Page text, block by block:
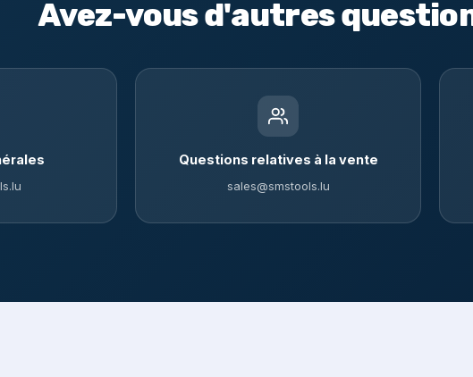
Avez-vous d'autres
Questions relatives à la vente
sales@smstools.lu